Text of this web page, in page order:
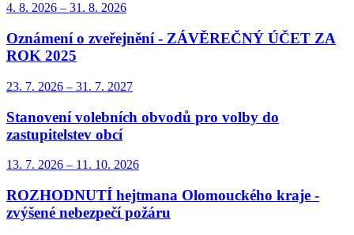
4. 8. 2026 – 31. 8. 2026
Oznámení o zveřejnění - ZÁVĚREČNÝ ÚČET ZA
ROK 2025
23. 7. 2026 – 31. 7. 2027
Stanovení volebních obvodů pro volby do
zastupitelstev obcí
13. 7. 2026 – 11. 10. 2026
ROZHODNUTÍ hejtmana Olomouckého kraje -
zvýšené nebezpečí požáru